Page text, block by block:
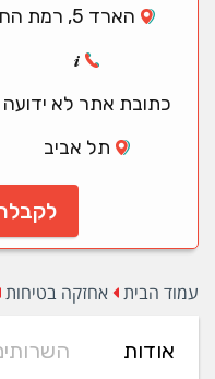
הארד 5, רמת החייל, תל-אביב 69710
כתובת אתר לא ידועה
תל אביב
עמוד הבית אחזקה בטיחות
אודות